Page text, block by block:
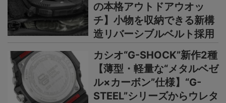
の本格アウトドアウオッ
チ】小物を収納できる新構
造リバーシブルベルト採用
カシオ“G-SHOCK”新作2種
【薄型・軽量な“メタルベゼ
ル×カーボン”仕様】“G-
STEEL”シリーズからウレタ